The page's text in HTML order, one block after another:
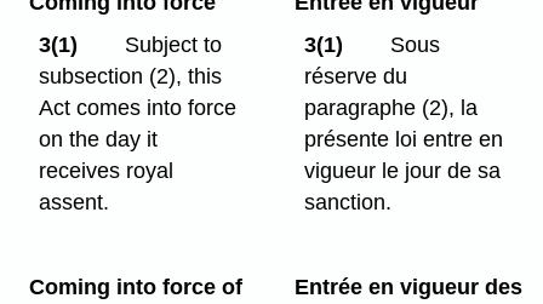
3(1)
Subject to
subsection (2), this
Act comes into force
on the day it
receives royal
assent.
3(1)
Sous
réserve du
paragraphe (2), la
présente loi entre en
vigueur le jour de sa
sanction.
Coming into force of
Entrée en vigueur des